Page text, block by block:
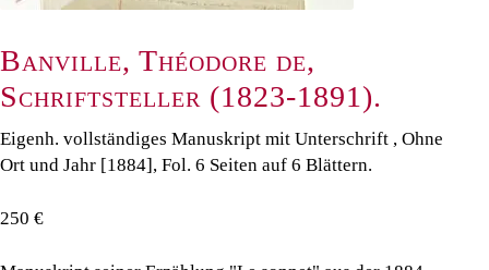
Banville, Théodore de,
Schriftsteller (1823-1891).
Eigenh. vollständiges Manuskript mit Unterschrift , Ohne
Ort und Jahr [1884], Fol. 6 Seiten auf 6 Blättern.
250 €